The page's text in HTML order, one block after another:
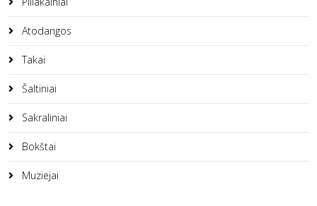
Atodangos
Takai
Šaltiniai
Sakraliniai
Bokštai
Muziejai